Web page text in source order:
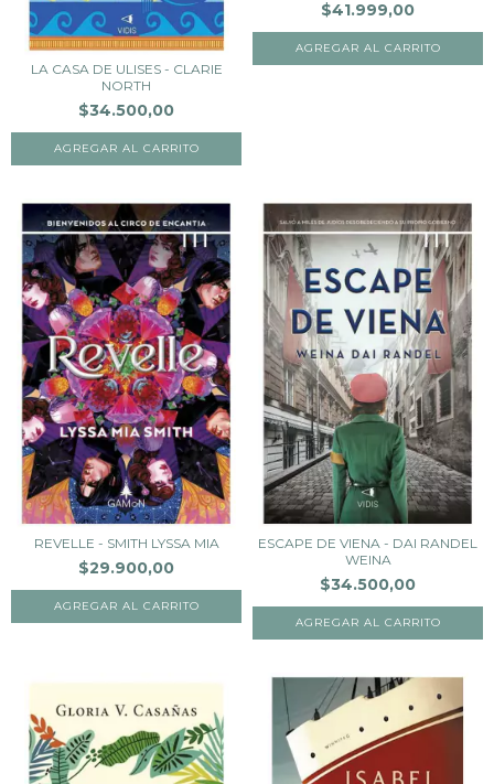
LA CASA DE ULISES - CLARIE
NORTH
$34.500,00
$41.999,00
REVELLE - SMITH LYSSA MIA
$29.900,00
ESCAPE DE VIENA - DAI RANDEL
WEINA
$34.500,00